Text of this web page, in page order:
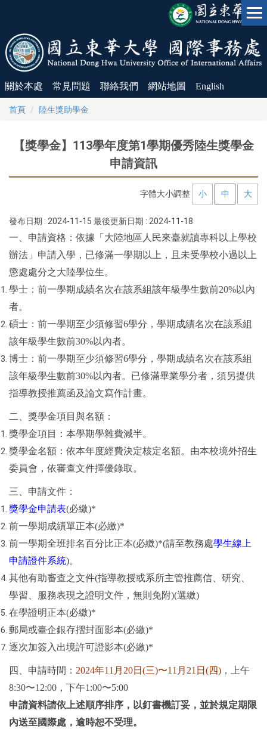
要
內
容
區
關於本處 常見問題 聯絡我們 網站地圖 English
首頁 陸生獎助學金
【獎學金】113學年度第1學期優秀陸生獎學金
申請資訊
字體大小調整 小 中 大
發布日期 : 2024-11-15 最後更新日期 : 2024-11-18
一、申請資格：依據「大陸地區人民來臺就讀專科以上學校
辦法」申請入學，已修滿一學期以上，且未受學校小過以上
懲處處分之大陸學位生。
學士：前一學期成績名次在該系組該年級學生數前20%以內
者。
碩士：前一學期至少須修習6學分，學期成績名次在該系組
該年級學生數前30%以內者。
博士：前一學期至少須修習6學分，學期成績名次在該系組
該年級學生數前30%以內者。已修滿畢業學分者，須另提供
指導教授推薦函及論文寫作計畫。
二、獎學金項目與名額：
獎學金項目：本學期學雜費減半。
獎學金名額：依本年度經費決定核定名額。由本校境外招生
委員會，依審查文件擇優錄取。
三、申請文件：
獎學金申請表(必繳)*
前一學期成績單正本(必繳)*
前一學期全班排名百分比正本(必繳)*(請至教務處學生線上
申請證件系統)。
其他有助審查之文件(指導教授或系所主管推薦信、研究、
學習、服務表現之證明文件，無則免附)(選繳)
在學證明正本(必繳)*
郵局或臺企銀存摺封面影本(必繳)*
逐次加簽入出境許可證影本(必繳)*
四、申請時間： 2024年11月20日(三)〜11月21日(四) ，上午
8:30〜12:00，下午1:00〜5:00
申請資料請依上述順序排序，以釘書機訂妥，並於規定期限
內送至國際處，逾時恕不受理。